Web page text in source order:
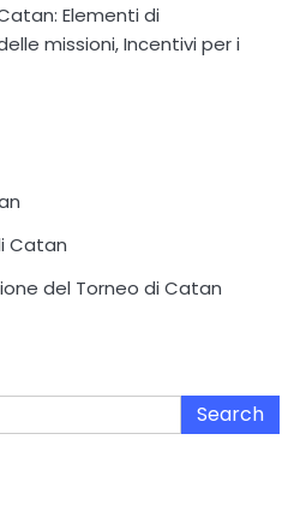
Elementi di
missioni, Incentivi per i
Catan
del Torneo di Catan